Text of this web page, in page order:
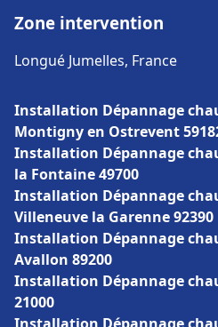
Zone intervention
Longué Jumelles, France
Installation Dépannage
Montigny en Ostrevent
Installation Dépannage
la Fontaine 49700
Installation Dépannage
Villeneuve la Garenne 92390
Installation Dépannage
Avallon 89200
Installation Dépannage
21000